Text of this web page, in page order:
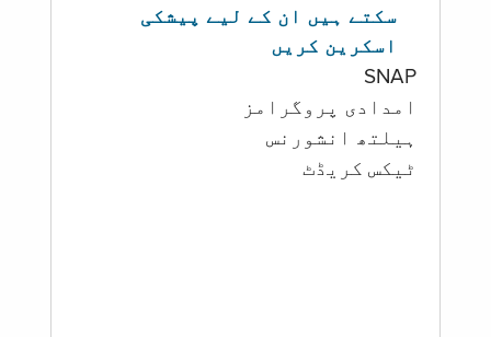
سکتے ہیں ان کے لیے پیشکی
اسکرین کریں
SNAP
امدادی پروگرامز
‏ہیلتھ انشورنس
ٹیکس کریڈٹ